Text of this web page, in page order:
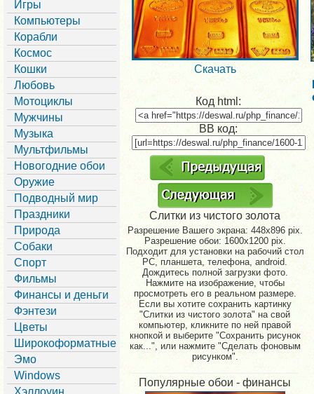
Игры
Компьютеры
Корабли
Космос
Кошки
Любовь
Мотоциклы
Мужчины
Музыка
Мультфильмы
Новогодние обои
Оружие
Подводный мир
Праздники
Природа
Собаки
Спорт
Фильмы
Финансы и деньги
Фэнтези
Цветы
Широкоформатные
Эмо
Windows
Хэллоуин
Скачать
Код html:
BB код:
Слитки из чистого золота
Разрешение Вашего экрана: 448x896 pix.
Разрешение обои: 1600x1200 pix.
Подходит для установки на рабочий стол
PC, планшета, телефона, android.
Дождитесь полной загрузки фото.
Нажмите на изображение, чтобы
просмотреть его в реальном размере.
Если вы хотите сохранить картинку
"Слитки из чистого золота" на свой
компьютер, кликните по ней правой
кнопкой и выберите "Сохранить рисунок
как...", или нажмите "Сделать фоновым
рисунком".
Популярные обои - финансы